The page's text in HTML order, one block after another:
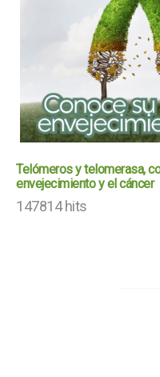
Telómeros y telomerasa,
envejecimiento y el cáncer
147814 hits